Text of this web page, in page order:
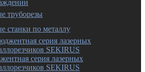
труборезы
станки по металлу
серия лазерных
SEKIRUS